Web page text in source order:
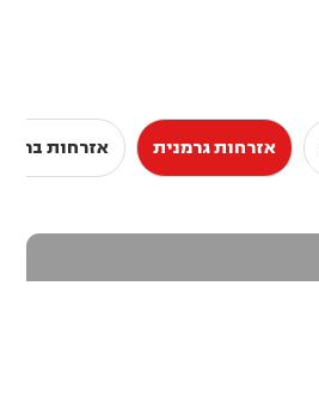
אזרחות גרמנית אזרחות